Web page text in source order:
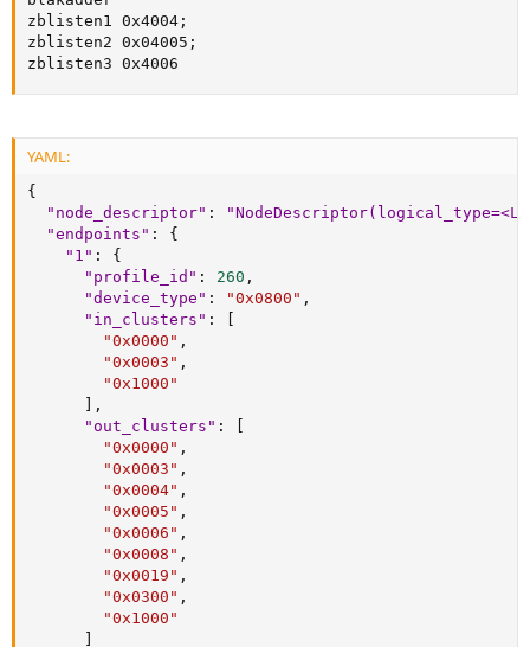
zblisten1 0x4004;
zblisten2 0x04005;
zblisten3 0x4006
YAML:
{
"node_descriptor" :
"endpoints" :
{
"1" :
{
"profile_id" : 260 ,
"device_type" : "0x0800" ,
"in_clusters" :
"0x0000" ,
"0x0003" ,
"0x1000"
,
"out_clusters" :
"0x0000" ,
"0x0003" ,
"0x0004" ,
"0x0005" ,
"0x0006" ,
"0x0008" ,
"0x0019" ,
"0x0300" ,
"0x1000"